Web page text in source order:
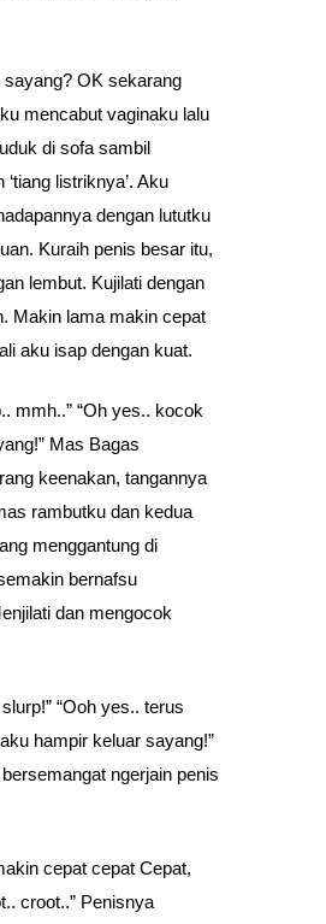
sayang? OK sekarang
mencabut vaginaku lalu
di sofa sambil
listriknya’. Aku
dengan lututku
Kuraih penis besar itu,
lembut. Kujilati dengan
Makin lama makin cepat
aku isap dengan kuat.
mmh..” “Oh yes.. kocok
Mas Bagas
keenakan, tangannya
rambutku dan kedua
menggantung di
bernafsu
dan mengocok
“Ooh yes.. terus
hampir keluar sayang!”
ngerjain penis
cepat cepat Cepat,
croot..” Penisnya